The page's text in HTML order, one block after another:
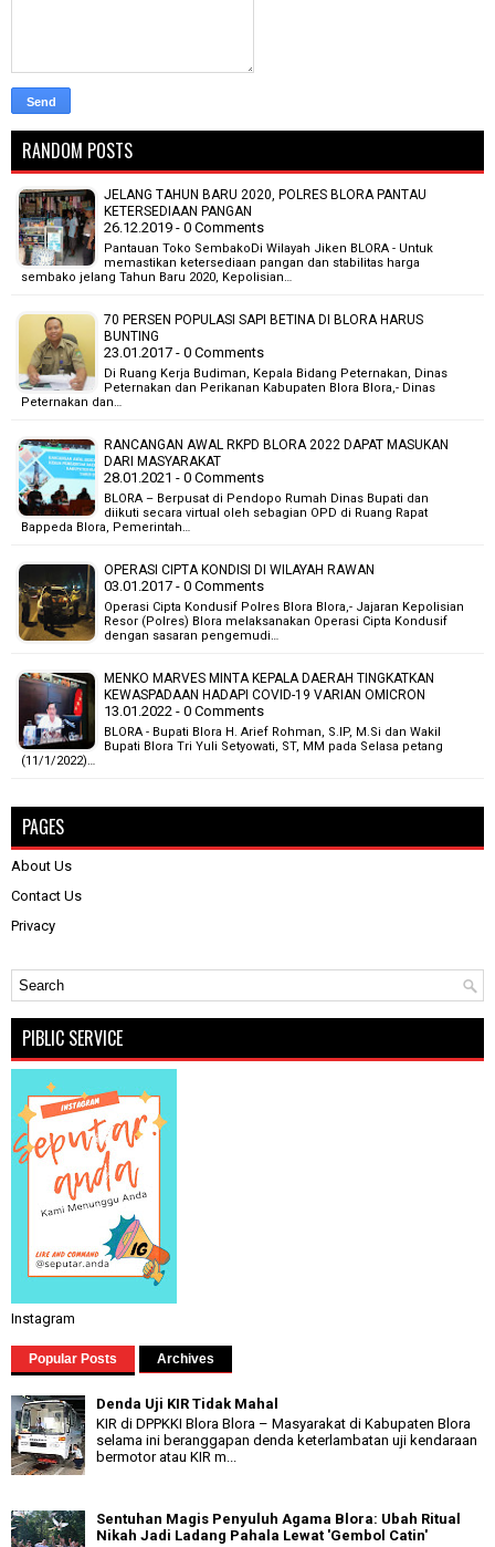
RANDOM POSTS
JELANG TAHUN BARU 2020, POLRES BLORA PANTAU
KETERSEDIAAN PANGAN
26.12.2019 - 0 Comments
Pantauan Toko SembakoDi Wilayah Jiken BLORA - Untuk
memastikan ketersediaan pangan dan stabilitas harga
sembako jelang Tahun Baru 2020, Kepolisian…
70 PERSEN POPULASI SAPI BETINA DI BLORA HARUS
BUNTING
23.01.2017 - 0 Comments
Di Ruang Kerja Budiman, Kepala Bidang Peternakan, Dinas
Peternakan dan Perikanan Kabupaten Blora Blora,- Dinas
Peternakan dan…
RANCANGAN AWAL RKPD BLORA 2022 DAPAT MASUKAN
DARI MASYARAKAT
28.01.2021 - 0 Comments
BLORA – Berpusat di Pendopo Rumah Dinas Bupati dan
diikuti secara virtual oleh sebagian OPD di Ruang Rapat
Bappeda Blora, Pemerintah…
OPERASI CIPTA KONDISI DI WILAYAH RAWAN
03.01.2017 - 0 Comments
Operasi Cipta Kondusif Polres Blora Blora,- Jajaran Kepolisian
Resor (Polres) Blora melaksanakan Operasi Cipta Kondusif
dengan sasaran pengemudi…
MENKO MARVES MINTA KEPALA DAERAH TINGKATKAN
KEWASPADAAN HADAPI COVID-19 VARIAN OMICRON
13.01.2022 - 0 Comments
BLORA - Bupati Blora H. Arief Rohman, S.IP, M.Si dan Wakil
Bupati Blora Tri Yuli Setyowati, ST, MM pada Selasa petang
(11/1/2022)…
PAGES
About Us
Contact Us
Privacy
PIBLIC SERVICE
Instagram
Popular Posts Archives
Denda Uji KIR Tidak Mahal
KIR di DPPKKI Blora Blora – Masyarakat di Kabupaten Blora
selama ini beranggapan denda keterlambatan uji kendaraan
bermotor atau KIR m...
Sentuhan Magis Penyuluh Agama Blora: Ubah Ritual
Nikah Jadi Ladang Pahala Lewat 'Gembol Catin'